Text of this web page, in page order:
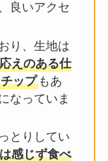
良いアクセ
り、生地は
えのある仕
ップもあ
なっていま
とりしてい
感じず食べ